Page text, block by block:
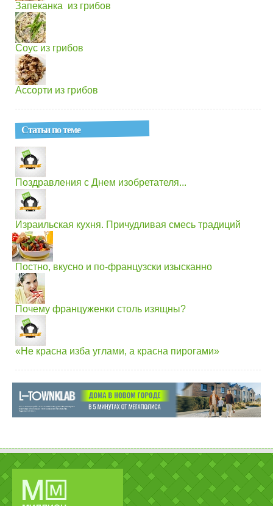
Запеканка из грибов
Соус из грибов
Ассорти из грибов
Статьи по теме
Поздравления с Днем изобретателя...
Израильская кухня. Причудливая смесь традиций
Постно, вкусно и по-французски изысканно
Почему француженки столь изящны?
«Не красна изба углами, а красна пирогами»